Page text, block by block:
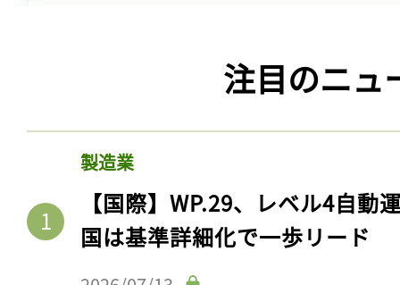
注目のニュ
製造業
【国際】WP.29、レベル4自動
国は基準詳細化で一歩リード